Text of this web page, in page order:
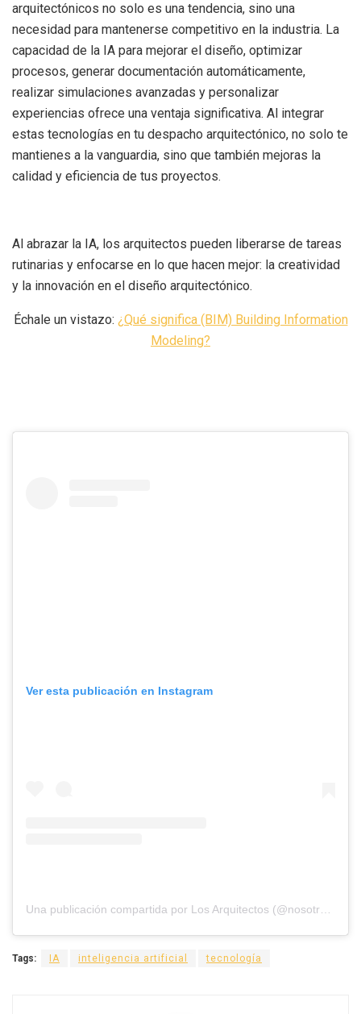
arquitectónicos no solo es una tendencia, sino una
necesidad para mantenerse competitivo en la industria. La
capacidad de la IA para mejorar el diseño, optimizar
procesos, generar documentación automáticamente,
realizar simulaciones avanzadas y personalizar
experiencias ofrece una ventaja significativa. Al integrar
estas tecnologías en tu despacho arquitectónico, no solo te
mantienes a la vanguardia, sino que también mejoras la
calidad y eficiencia de tus proyectos.
Al abrazar la IA, los arquitectos pueden liberarse de tareas
rutinarias y enfocarse en lo que hacen mejor: la creatividad
y la innovación en el diseño arquitectónico.
Échale un vistazo: ¿Qué significa (BIM) Building Information
Modeling?
Ver esta publicación en Instagram
Tags: IA inteligencia artificial tecnología